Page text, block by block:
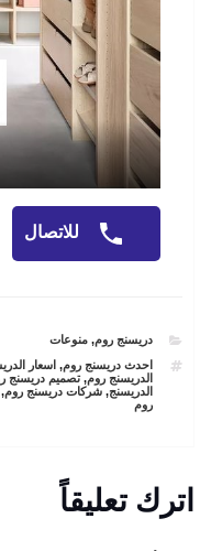
للاتصال
CATEGORIES
دريسنج روم,منوعات
TAGS
احدث دريسنج روم, اسعار
الدريسنج روم,تصميم دريسنج
الدريسنج,شركات دريسنج روم
روم
اترك تعليقاً